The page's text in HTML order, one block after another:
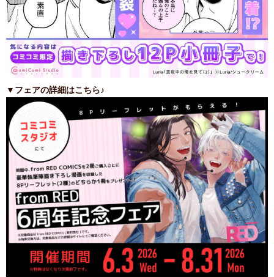
▼フェアの詳細はこちら♪